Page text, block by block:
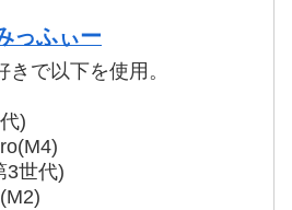
っふぃー
で以下を使用。
)
3世代)